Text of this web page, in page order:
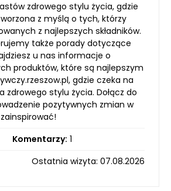
zdrowego stylu życia, gdzie
z myślą o tych, którzy
z najlepszych składników.
także porady dotyczące
u nas informacje o
produktów, które są najlepszym
gdzie czeka na
stylu życia. Dołącz do
pozytywnych zmian w
Komentarzy: 1
Ostatnia wizyta: 07.08.2026